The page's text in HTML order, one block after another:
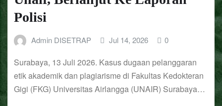
Polisi
Admin DISETRAP Jul 14, 2026 0
Surabaya, 13 Juli 2026. Kasus dugaan pelanggaran
etik akademik dan plagiarisme di Fakultas Kedokteran
Gigi (FKG) Universitas Airlangga (UNAIR) Surabaya…